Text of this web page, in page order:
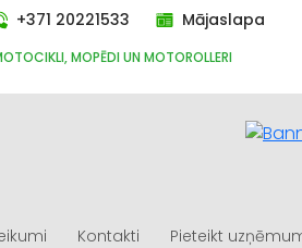
+371 20221533 Mājaslapa
MOPĒDI UN MOTOROLLERI
Kontakti Pieteikt